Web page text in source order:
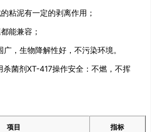
粘泥有一定的剥离作用；
能兼容；
广，生物降解性好，不污染环境。
杀菌剂XT-417操作安全：不燃，不挥
项目 指标